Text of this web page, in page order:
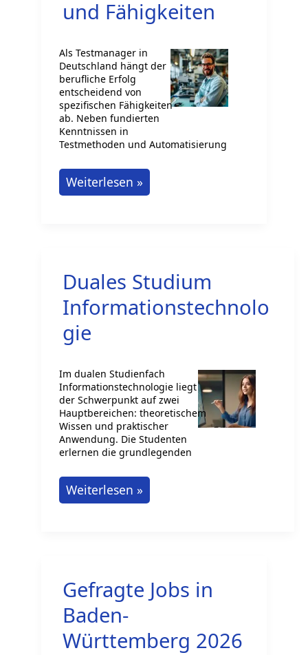
Einstieg
die
Tech-
Branche
und Fähigkeiten
Als Testmanager in
Deutschland hängt der
berufliche Erfolg
entscheidend von
spezifischen Fähigkeiten
ab. Neben fundierten
Kenntnissen in
Testmethoden und Automatisierung
Testmanager:
Wege
Fähigkeiten
Weiterlesen »
Duales Studium
Informationstechnolo
gie
Im dualen Studienfach
Informationstechnologie liegt
der Schwerpunkt auf zwei
Hauptbereichen: theoretischem
Wissen und praktischer
Anwendung. Die Studenten
erlernen die grundlegenden
Duales
Studium
Weiterlesen »
Gefragte Jobs in
Baden-
Württemberg 2026